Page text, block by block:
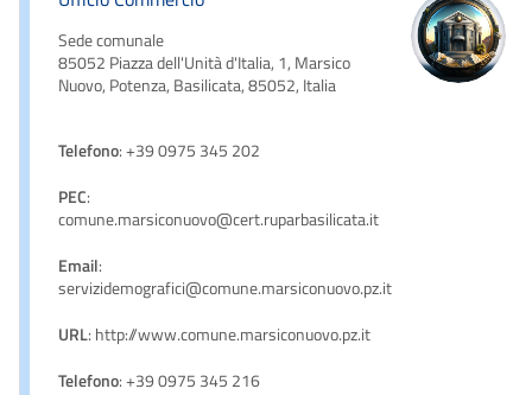
Sede comunale
85052 Piazza dell'Unità d'Italia, 1, Marsico
Nuovo, Potenza, Basilicata, 85052, Italia
Telefono: +39 0975 345 202
PEC:
comune.marsiconuovo@cert.ruparbasilicata.it
Email:
servizidemografici@comune.marsiconuovo.pz.it
URL: http://www.comune.marsiconuovo.pz.it
Telefono: +39 0975 345 216